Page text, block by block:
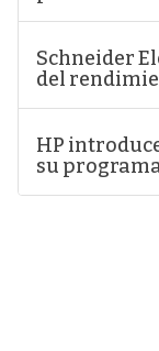
Schneider
del
HP
su